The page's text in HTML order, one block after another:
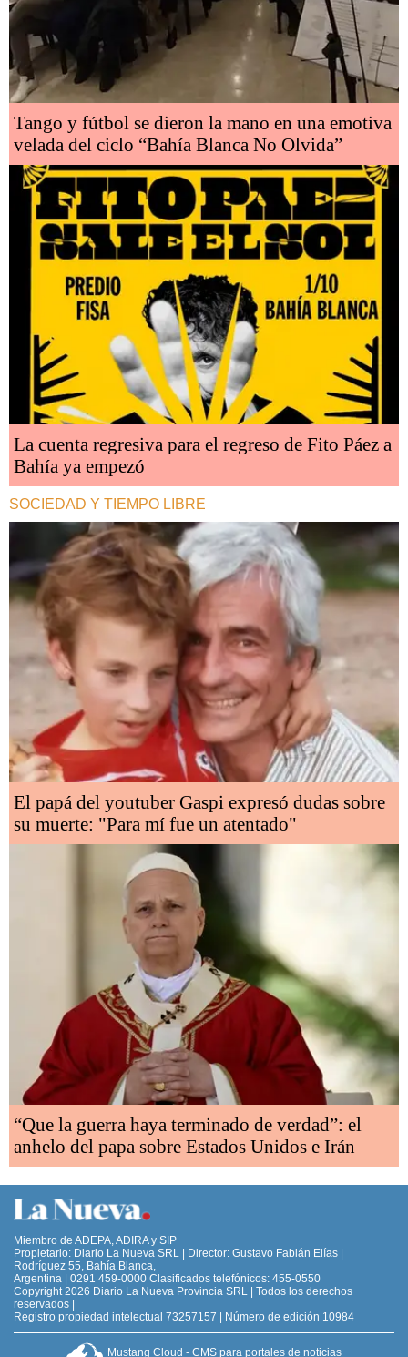
Tango y fútbol se dieron la mano en una emotiva
velada del ciclo “Bahía Blanca No Olvida”
La cuenta regresiva para el regreso de Fito Páez a
Bahía ya empezó
SOCIEDAD Y TIEMPO LIBRE
El papá del youtuber Gaspi expresó dudas sobre
su muerte: "Para mí fue un atentado"
“Que la guerra haya terminado de verdad”: el
anhelo del papa sobre Estados Unidos e Irán
Miembro de ADEPA, ADIRA y SIP
Propietario: Diario La Nueva SRL | Director: Gustavo Fabián Elías |
Rodríguez 55, Bahía Blanca,
Argentina | 0291 459-0000 Clasificados telefónicos: 455-0550
Copyright 2026 Diario La Nueva Provincia SRL | Todos los derechos
reservados |
Registro propiedad intelectual 73257157 | Número de edición 10984
Mustang Cloud - CMS para portales de noticias